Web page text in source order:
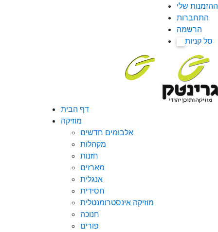
ההזמנות שלי
התחברות
הרשמה
סל קניות
דף הבית
מוזיקה
אלבומים חדשים
מקהלות
חזנות
מארזים
אנגלית
חסידית
מוזיקה אינסטרומנטלית
חנוכה
פורים